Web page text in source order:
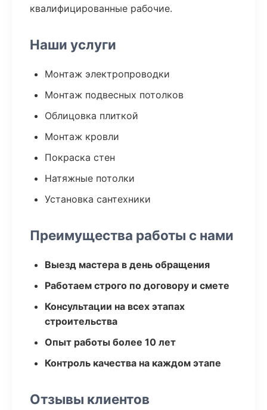
квалифицированные рабочие.
Наши услуги
Монтаж электропроводки
Монтаж подвесных потолков
Облицовка плиткой
Монтаж кровли
Покраска стен
Натяжные потолки
Установка сантехники
Преимущества работы с нами
Выезд мастера в день обращения
Работаем строго по договору и смете
Консультации на всех этапах
строительства
Опыт работы более 10 лет
Контроль качества на каждом этапе
Отзывы клиентов